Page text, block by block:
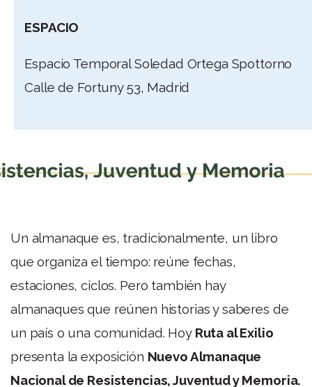
ESPACIO
Espacio Temporal Soledad Ortega Spottorno
Calle de Fortuny 53, Madrid
Un almanaque es, tradicionalmente, un libro
que organiza el tiempo: reúne fechas,
estaciones, ciclos. Pero también hay
almanaques que reúnen historias y saberes de
un país o una comunidad. Hoy Ruta al Exilio
presenta la exposición Nuevo Almanaque
Nacional de Resistencias, Juventud y Memoria.